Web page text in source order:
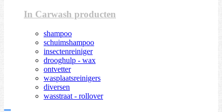
In Carwash producten
shampoo
schuimshampoo
insectenreiniger
drooghulp - wax
ontvetter
wasplaatsreinigers
diversen
wasstraat - rollover